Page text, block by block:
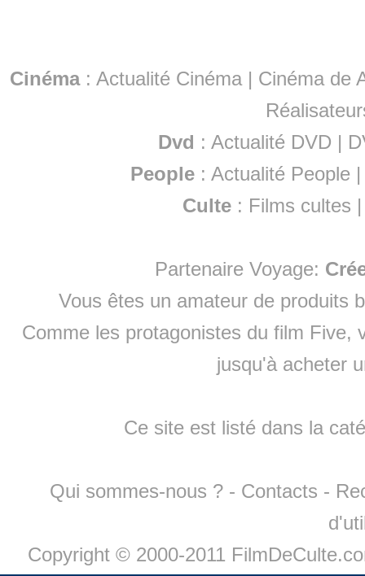
Cinéma: Actualité Cinéma | Cinéma de
Dvd : Actualité DVD |
People :Actualité People
Culte : Films cultes
Partenaire Voyage:
Vous êtes un amateur de produits
Comme les protagonistes du film Five,
jusqu'à acheter
Ce site est listé dans la
Qui sommes-nous ? - Contacts -
Copyright © 2000-2011